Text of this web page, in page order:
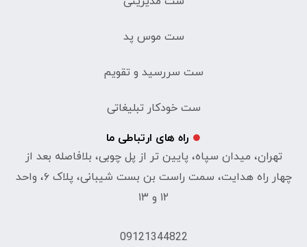
ست موس پد
ست سررسید و تقویم
ست خودکار تبلیغاتی
راه های ارتباطی ما
تهران، میدان سپاه، پایین تر از پل چوبی، بلافاصله بعد از
چهار راه هدایت، سمت راست بن بست شیبانی، پلاک ۶، واحد
۱۲ و ۱۳
09121344822